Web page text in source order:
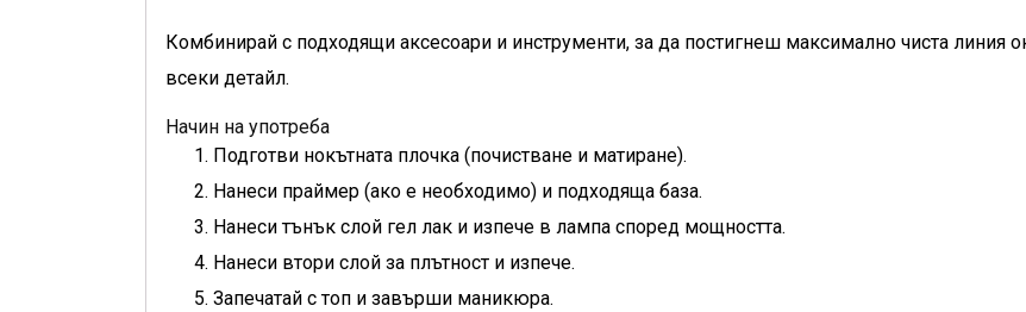
Комбинирай с подходящи аксесоари и инструменти, за да постигнеш максимално чиста линия
всеки детайл.
Начин на употреба
Подготви нокътната плочка (почистване и матиране).
Нанеси праймер (ако е необходимо) и подходяща база.
Нанеси тънък слой гел лак и изпече в лампа според мощността.
Нанеси втори слой за плътност и изпече.
Запечатай с топ и завърши маникюра.